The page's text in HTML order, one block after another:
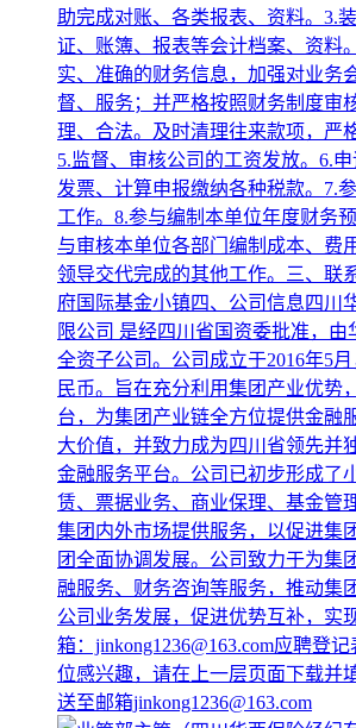
助完成对账、各类报表、资料。3.
证、账簿、报表等会计档案、资料
实、准确的财务信息，加强对业务
督、服务；并严格按照财务制度审
理、合法。及时清理往来款项，严
5.监督、审核公司的工资发放。6.
发票、计算申报缴纳各种税款。7.
工作。8.参与编制本单位年度财务
与审核本单位各部门编制成本、费
领导交代完成的其他工作。三、联
府国际基金小镇四、公司信息四川
限公司 是经四川省国资委批准，由
全资子公司。公司成立于2016年5
民币。旨在充分利用集团产业优势
台，为集团产业链全方位提供金融
大价值，并致力成为四川省领先并
金融服务平台。公司已初步形成了
赁、票据业务、商业保理、基金管
集团内外市场提供服务，以促进集
团全面协调发展。公司致力于为集
融服务、财务咨询等服务，推动集
公司业务发展，促进优势互补，实
箱：jinkong1236@163.com应聘登
位感兴趣，请在上一层页面下载并
送至邮箱jinkong1236@163.com